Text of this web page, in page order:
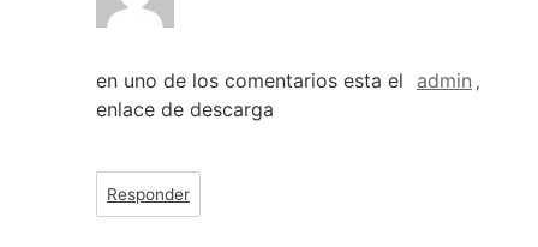
admin ,
en uno de los comentarios esta el
enlace de descarga
Responder